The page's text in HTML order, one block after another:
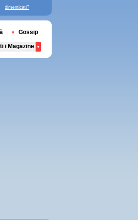
dimenticati?
Gossip
i Magazine